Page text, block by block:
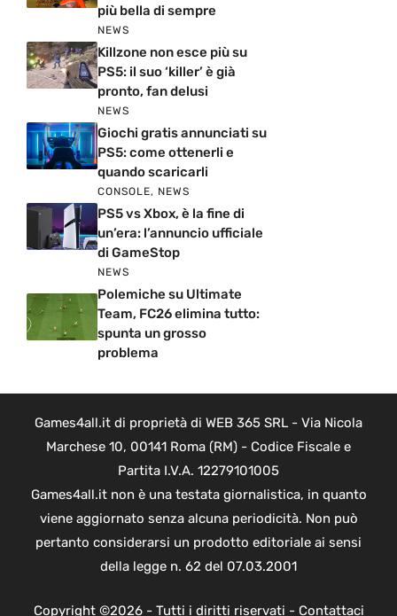
più bella di sempre
NEWS
Killzone non esce più su
PS5: il suo ‘killer’ è già
pronto, fan delusi
NEWS
Giochi gratis annunciati su
PS5: come ottenerli e
quando scaricarli
CONSOLE, NEWS
PS5 vs Xbox, è la fine di
un’era: l’annuncio ufficiale
di GameStop
NEWS
Polemiche su Ultimate
Team, FC26 elimina tutto:
spunta un grosso
problema
Games4all.it di proprietà di WEB 365 SRL - Via Nicola
Marchese 10, 00141 Roma (RM) - Codice Fiscale e
Partita I.V.A. 12279101005
Games4all.it non è una testata giornalistica, in quanto
viene aggiornato senza alcuna periodicità. Non può
pertanto considerarsi un prodotto editoriale ai sensi
della legge n. 62 del 07.03.2001
Copyright ©2026 - Tutti i diritti riservati - Contattaci